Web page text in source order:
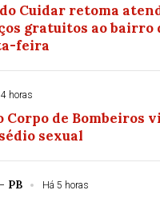
Cuidar retoma
gratuitos ao bairro
feira
horas
Corpo de Bombeiros
sexual
PB Há 5 horas